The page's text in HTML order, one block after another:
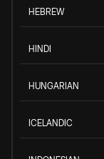
HEBREW
HINDI
HUNGARIAN
ICELANDIC